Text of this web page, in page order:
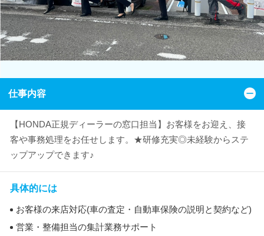
仕事内容
【HONDA正規ディーラーの窓口担当】お客様をお迎え、接
客や事務処理をお任せします。★研修充実◎未経験からステ
ップアップできます♪
具体的には
お客様の来店対応(車の査定・自動車保険の説明と契約など)
営業・整備担当の集計業務サポート